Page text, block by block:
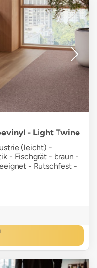
- Light Twine
(leicht) -
- Fischgrät - braun -
- Rutschfest -